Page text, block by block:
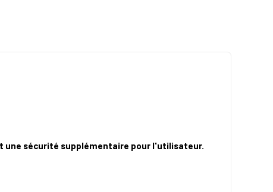
une sécurité supplémentaire pour l'utilisateur.